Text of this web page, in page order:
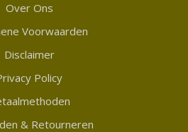
Over Ons
Voorwaarden
Disclaimer
Policy
& Retourneren